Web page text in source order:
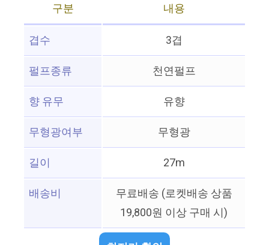
구분
내용
겹수
3겹
펄프종류
천연펄프
향 유무
유향
무형광여부
무형광
길이
27m
배송비
무료배송 (로켓배송 상품
19,800원 이상 구매 시)